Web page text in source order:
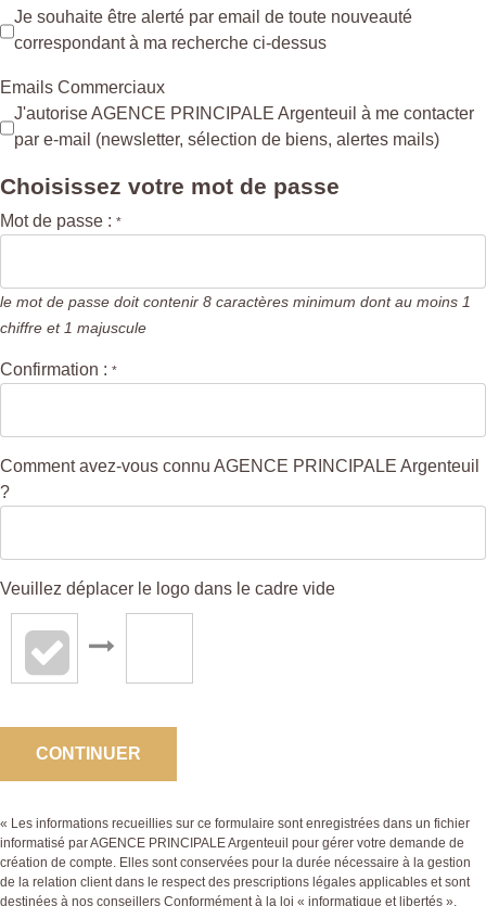
Je souhaite être alerté par email de toute nouveauté
correspondant à ma recherche ci-dessus
Emails Commerciaux
J'autorise AGENCE PRINCIPALE Argenteuil à me contacter
par e-mail (newsletter, sélection de biens, alertes mails)
Choisissez votre mot de passe
Mot de passe : *
le mot de passe doit contenir 8 caractères minimum dont au moins 1
chiffre et 1 majuscule
Confirmation : *
Comment avez-vous connu AGENCE PRINCIPALE Argenteuil
?
Veuillez déplacer le logo dans le cadre vide
CONTINUER
« Les informations recueillies sur ce formulaire sont enregistrées dans un fichier
informatisé par AGENCE PRINCIPALE Argenteuil pour gérer votre demande de
création de compte. Elles sont conservées pour la durée nécessaire à la gestion
de la relation client dans le respect des prescriptions légales applicables et sont
destinées à nos conseillers Conformément à la loi « informatique et libertés »,